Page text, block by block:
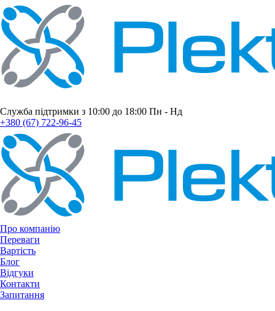
Служба підтримки з 10:00 до 18:00 Пн - Нд
+380 (67) 722-96-45
Про компанію
Переваги
Вартість
Блог
Відгуки
Контакти
Запитання